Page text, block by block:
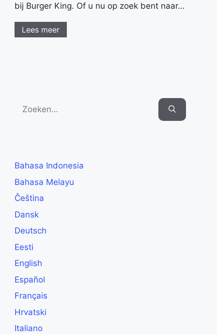
bij Burger King. Of u nu op zoek bent naar…
Lees meer
Search
Bahasa Indonesia
Bahasa Melayu
Čeština
Dansk
Deutsch
Eesti
English
Español
Français
Hrvatski
Italiano